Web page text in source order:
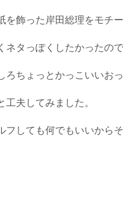
飾った岸田総理をモチ
ネタっぽくしたかったの
ちょっとかっこいいお
夫してみました。
フしても何でもいいから